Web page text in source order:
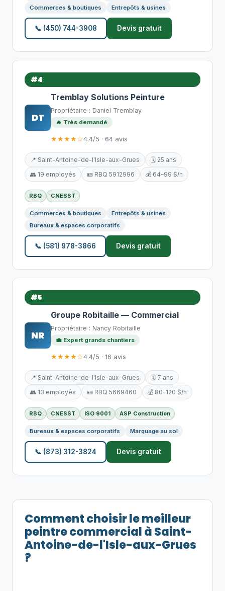
Commerces & boutiques Entrepôts & usines
📞 (450) 744-3908 Devis gratuit
#4
DT
Tremblay Solutions Peinture
Propriétaire : Daniel Tremblay
🔥 Très demandé
★★★★☆4.4/5 · 64 avis
📍 Saint-Antoine-de-l'Isle-aux-Grues
🗓️ 25 ans
👥 19 employés
🪪 RBQ 5912996 💰 64–99 $/h
RBQ CNESST
Commerces & boutiques
Entrepôts & usines
Bureaux & espaces corporatifs
📞 (581) 978-3866 Devis gratuit
#5
NR
Groupe Robitaille — Commercial
Propriétaire : Nancy Robitaille
💼 Expert grands chantiers
★★★★☆4.4/5 · 16 avis
📍 Saint-Antoine-de-l'Isle-aux-Grues
🗓️ 7 ans
👥 13 employés
🪪 RBQ 5669460 💰 80–120 $/h
RBQ CNESST ISO 9001 ASP Construction
Bureaux & espaces corporatifs Marquage au sol
📞 (873) 312-3824 Devis gratuit
Comment choisir le meilleur
peintre commercial à Saint-
Antoine-de-l'Isle-aux-Grues
?